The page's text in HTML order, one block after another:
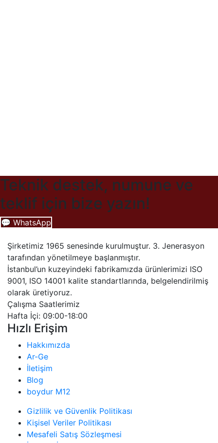
Teknik destek, numune ve
teklif için bize yazın!
💬 WhatsApp
Şirketimiz 1965 senesinde kurulmuştur. 3. Jenerasyon
tarafından yönetilmeye başlanmıştır.
İstanbul’un kuzeyindeki fabrikamızda ürünlerimizi ISO
9001, ISO 14001 kalite standartlarında, belgelendirilmiş
olarak üretiyoruz.
Çalışma Saatlerimiz
Hafta İçi: 09:00-18:00
Hızlı Erişim
Hakkımızda
Ar-Ge
İletişim
Blog
boydur M12
Gizlilik ve Güvenlik Politikası
Kişisel Veriler Politikası
Mesafeli Satış Sözleşmesi